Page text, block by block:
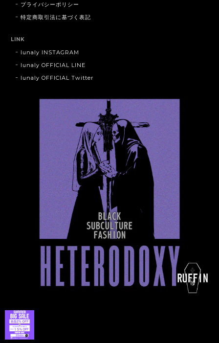
プライバシーポリシー
特定商取引法に基づく表記
LINK
lunaly INSTAGRAM
lunaly OFFICIAL LINE
lunaly OFFICIAL Twitter